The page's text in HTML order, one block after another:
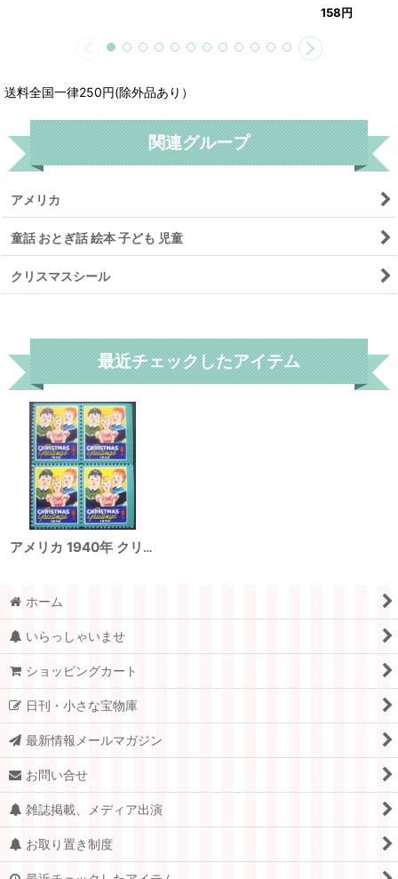
158円
送料全国一律250円(除外品あり）
関連グループ
アメリカ
童話 おとぎ話 絵本 子ども 児童
クリスマスシール
最近チェックしたアイテム
アメリカ 1940年 クリスマスシール
ホーム
いらっしゃいませ
ショッピングカート
日刊・小さな宝物庫
最新情報メールマガジン
お問い合せ
雑誌掲載、メディア出演
お取り置き制度